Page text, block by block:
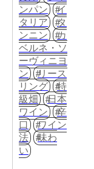
ンパン
イ
タリア
タ
ンニン
カ
ベルネ・ソ
ーヴィニヨ
ン
リース
リング
特
級畑
日本
ワイン
辛
口
ワイン
法
味わ
い